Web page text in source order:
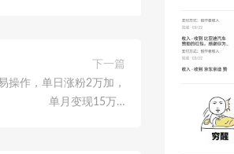
下一篇
操作，单日涨粉2万加，
单月变现15万…